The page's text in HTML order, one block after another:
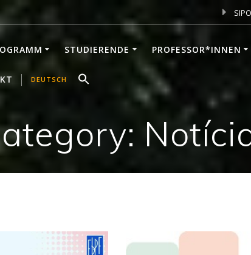
STUDIERENDE PROFESSOR*INNEN
DEUTSCH